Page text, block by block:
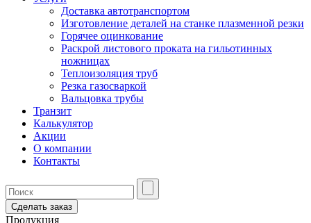
Доставка автотранспортом
Изготовление деталей на станке плазменной резки
Горячее оцинкование
Раскрой листового проката на гильотинных
ножницах
Теплоизоляция труб
Резка газосваркой
Вальцовка трубы
Транзит
Калькулятор
Акции
О компании
Контакты
Сделать заказ
Продукция